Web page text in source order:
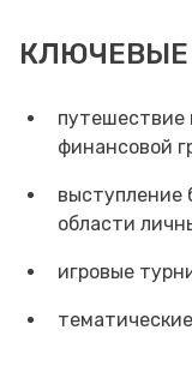
путешествие
финансовой
выступление
области
игровые